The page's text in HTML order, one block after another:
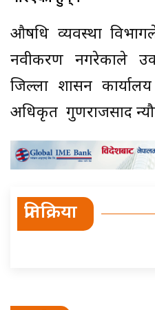
औषधि व्यवस्था
नवीकरण नगरेकाले
जिल्ला प्रशासन
अधिकृत गुणराजप्रसाद
प्रतिक्रिया